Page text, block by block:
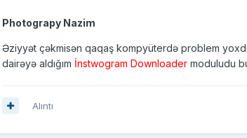
Photograpy Nazim
Əziyyət çəkmisən qaqaş kompyüterdə problem
dairəyə aldığım İnstwogram Downloader moduludu
Alıntı